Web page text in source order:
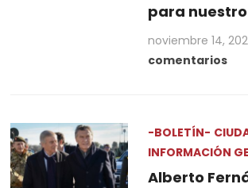
para
noviembre 14,
comentarios
-BOLETÍN-
INFORMACIÓN
Alberto